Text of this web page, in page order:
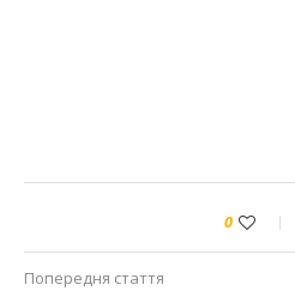
0
Попередня стаття